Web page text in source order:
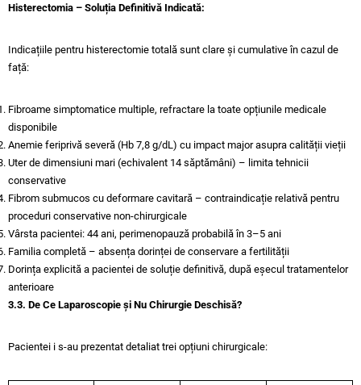
Histerectomia – Soluția Definitivă Indicată:
Indicațiile pentru histerectomie totală sunt clare și cumulative în cazul de
față:
Fibroame simptomatice multiple, refractare la toate opțiunile medicale
disponibile
Anemie feriprivă severă (Hb 7,8 g/dL) cu impact major asupra calității vieții
Uter de dimensiuni mari (echivalent 14 săptămâni) – limita tehnicii
conservative
Fibrom submucos cu deformare cavitară – contraindicație relativă pentru
proceduri conservative non-chirurgicale
Vârsta pacientei: 44 ani, perimenopauză probabilă în 3–5 ani
Familia completă – absența dorinței de conservare a fertilității
Dorința explicită a pacientei de soluție definitivă, după eșecul tratamentelor
anterioare
3.3. De Ce Laparoscopie și Nu Chirurgie Deschisă?
Pacientei i s-au prezentat detaliat trei opțiuni chirurgicale: